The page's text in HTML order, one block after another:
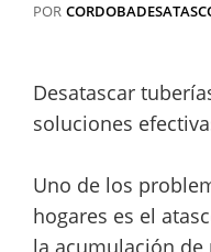
POR
Desatascar
soluciones
Uno de los
hogares es el
la acumulación de